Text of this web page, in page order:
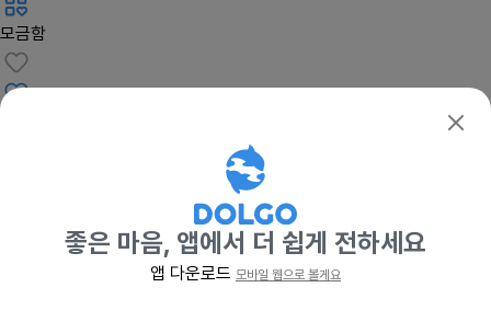
다가오는 추석, 아이들에게 명절의 따뜻함을
28일 남음
6,776,400원
모금함
좋은 마음, 앱에서 더 쉽게 전하세요
앱 다운로드 모바일 웹으로 볼게요